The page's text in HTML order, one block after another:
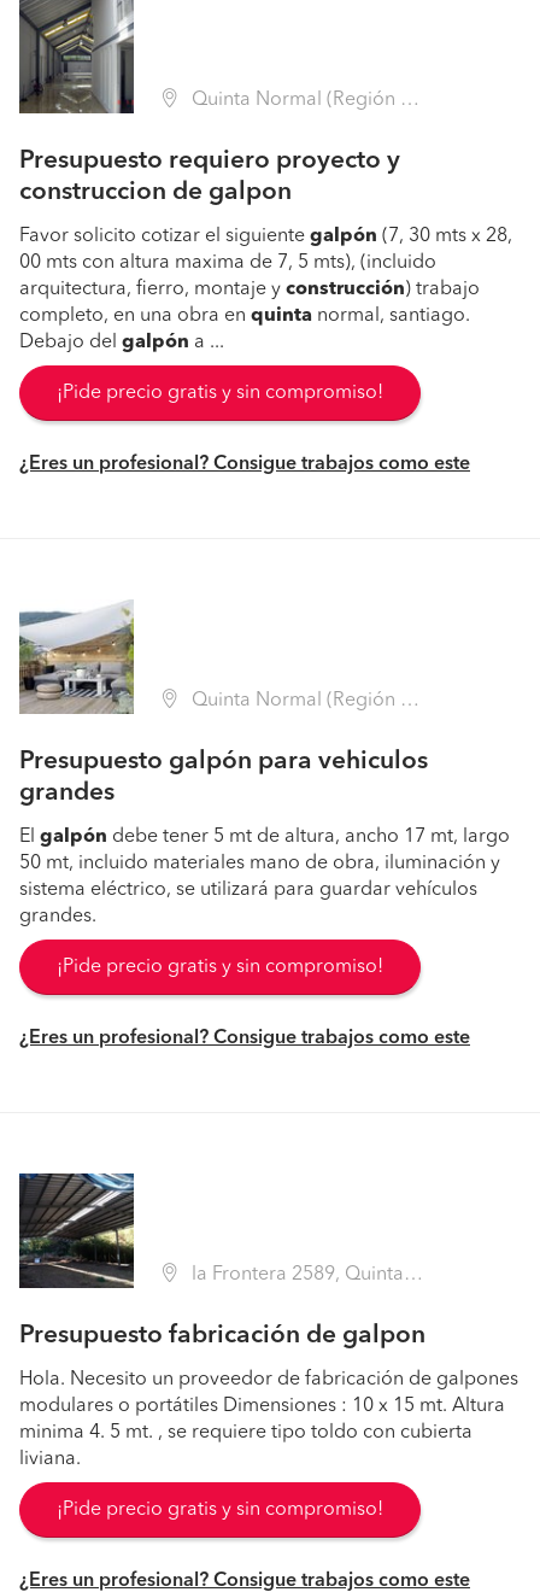
Quinta Normal (Región Metropolitana - Santiago)
Presupuesto requiero proyecto y
construccion de galpon
Favor solicito cotizar el siguiente galpón (7, 30 mts x 28,
00 mts con altura maxima de 7, 5 mts), (incluido
arquitectura, fierro, montaje y construcción) trabajo
completo, en una obra en quinta normal, santiago.
Debajo del galpón a ...
¡Pide precio gratis y sin compromiso!
¿Eres un profesional? Consigue trabajos como este
Quinta Normal (Región Metropolitana - Santiago)
Presupuesto galpón para vehiculos
grandes
El galpón debe tener 5 mt de altura, ancho 17 mt, largo
50 mt, incluido materiales mano de obra, iluminación y
sistema eléctrico, se utilizará para guardar vehículos
grandes.
¡Pide precio gratis y sin compromiso!
¿Eres un profesional? Consigue trabajos como este
la Frontera 2589, Quinta Normal (Región Metropolitana - Santiago)
Presupuesto fabricación de galpon
Hola. Necesito un proveedor de fabricación de galpones
modulares o portátiles Dimensiones : 10 x 15 mt. Altura
minima 4. 5 mt. , se requiere tipo toldo con cubierta
liviana.
¡Pide precio gratis y sin compromiso!
¿Eres un profesional? Consigue trabajos como este